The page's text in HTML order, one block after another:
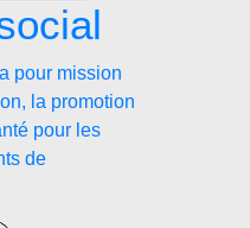
pour mission
la promotion
pour les
de